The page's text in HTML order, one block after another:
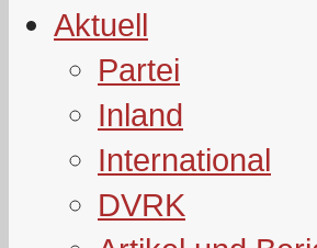
Aktuell
Partei
Inland
International
DVRK